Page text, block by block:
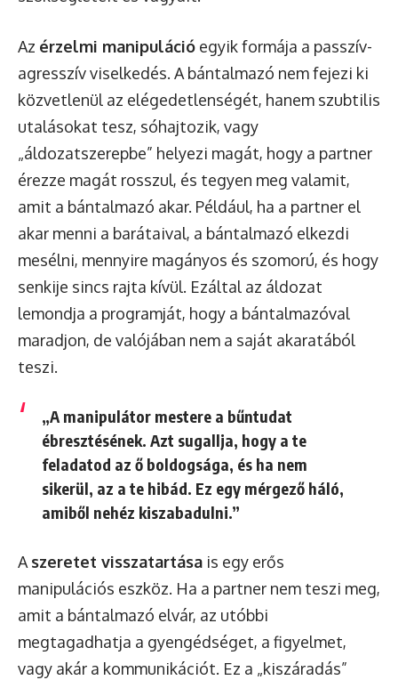
Az érzelmi manipuláció egyik formája a passzív-
agresszív viselkedés. A bántalmazó nem fejezi ki
közvetlenül az elégedetlenségét, hanem szubtilis
utalásokat tesz, sóhajtozik, vagy
„áldozatszerepbe” helyezi magát, hogy a partner
érezze magát rosszul, és tegyen meg valamit,
amit a bántalmazó akar. Például, ha a partner el
akar menni a barátaival, a bántalmazó elkezdi
mesélni, mennyire magányos és szomorú, és hogy
senkije sincs rajta kívül. Ezáltal az áldozat
lemondja a programját, hogy a bántalmazóval
maradjon, de valójában nem a saját akaratából
teszi.
„A manipulátor mestere a bűntudat
ébresztésének. Azt sugallja, hogy a te
feladatod az ő boldogsága, és ha nem
sikerül, az a te hibád. Ez egy mérgező háló,
amiből nehéz kiszabadulni.”
Aszeretet visszatartása is egy erős
manipulációs eszköz. Ha a partner nem teszi meg,
amit a bántalmazó elvár, az utóbbi
megtagadhatja a gyengédséget, a figyelmet,
vagy akár a kommunikációt. Ez a „kiszáradás”